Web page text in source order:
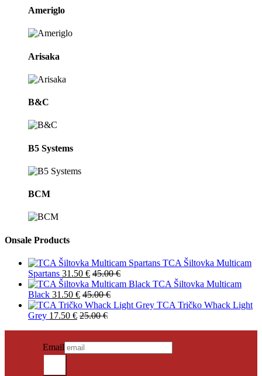
Ameriglo
Arisaka
B&C
B5 Systems
BCM
Onsale Products
TCA Šiltovka Multicam
Spartans 31.50 € 45.00€
TCA Šiltovka Multicam
Black 31.50 € 45.00€
TCA Tričko Whack Light
Grey 17.50 € 25.00€
Email